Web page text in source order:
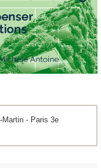
Martin - Paris 3e